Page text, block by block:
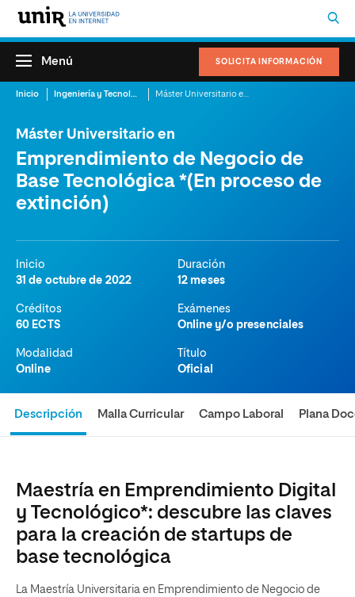
SOLICITA INFORMACIÓN
Menú
Inicio Ingeniería y Tecnología de la Información
Máster Universitario en
Emprendimiento de Negocio de
Base Tecnológica *(En proceso de
extinción)
Inicio
31 de octubre de 2022
Duración
12 meses
Créditos
60 ECTS
Exámenes
Online y/o presenciales
Modalidad
Online
Título
Oficial
Descripción Malla Curricular Campo Laboral Plana
Maestría en Emprendimiento Digital
y Tecnológico*: descubre las claves
para la creación de startups de
base tecnológica
La Maestría Universitaria en Emprendimiento de Negocio de